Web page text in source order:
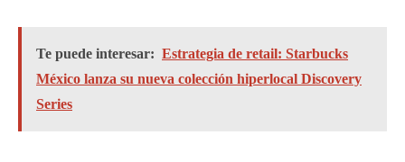
Te puede interesar: Estrategia de retail: Starbucks
México lanza su nueva colección hiperlocal Discovery
Series